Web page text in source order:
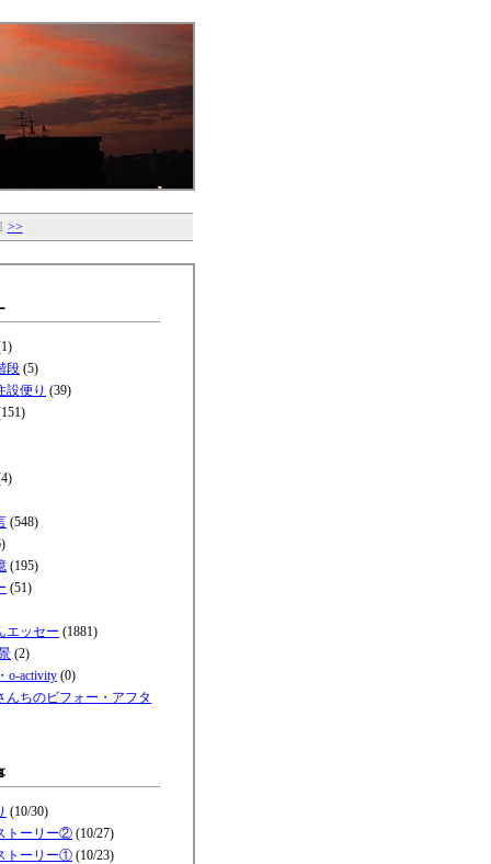
>>
段 (5)
設便り (39)
(548)
(195)
(51)
エッセー (1881)
(2)
o-activity (0)
んちのビフォー・アフタ
(10/30)
トーリー② (10/27)
トーリー① (10/23)